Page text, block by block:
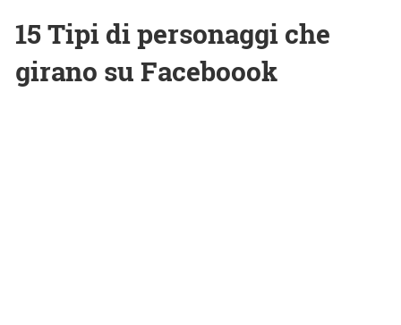
15 Tipi di personaggi che
girano su Faceboook